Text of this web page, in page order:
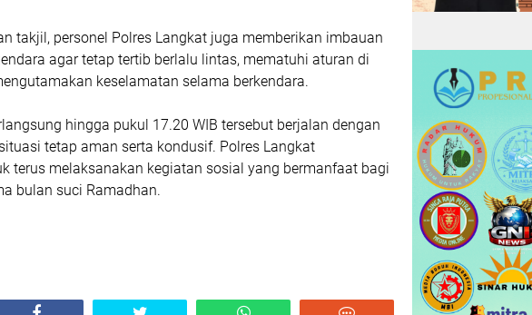
takjil, personel Polres Langkat juga memberikan imbauan
agar tetap tertib berlalu lintas, mematuhi aturan di
keselamatan selama berkendara.
hingga pukul 17.20 WIB tersebut berjalan dengan
tetap aman serta kondusif. Polres Langkat
terus melaksanakan kegiatan sosial yang bermanfaat bagi
bulan suci Ramadhan.